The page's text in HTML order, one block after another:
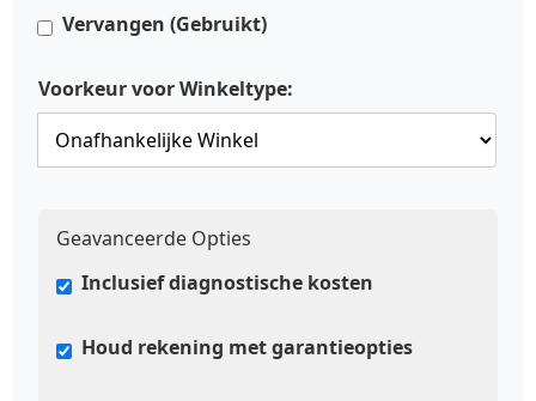
Vervangen (Gebruikt)
Voorkeur voor Winkeltype:
Geavanceerde Opties
Inclusief diagnostische kosten
Houd rekening met garantieopties